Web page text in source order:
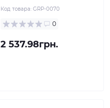
Код товара: GRP-0070
0
2 537.98грн.